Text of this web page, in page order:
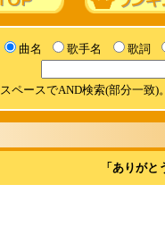
曲名 歌手名 歌詞
スペースでAND検索(部分一致
「ありが